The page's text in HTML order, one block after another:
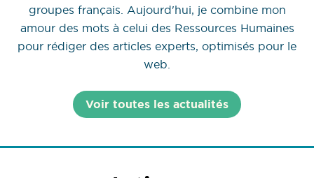
groupes français. Aujourd'hui, je combine mon
amour des mots à celui des Ressources Humaines
pour rédiger des articles experts, optimisés pour le
web.
Voir toutes les actualités